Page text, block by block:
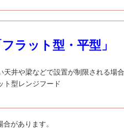
フラット型・平型」
天井や梁などで設置が制限される場
ト型レンジフード
があります。